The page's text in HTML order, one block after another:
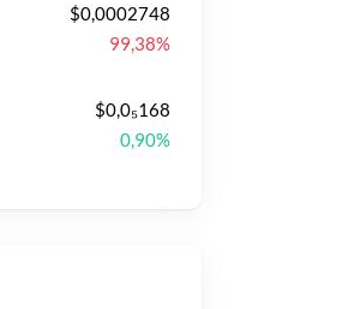
$0,0002748
99,38%
$0,0₅168
0,90%